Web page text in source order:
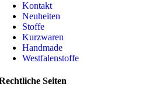
Kontakt
Neuheiten
Stoffe
Kurzwaren
Handmade
Westfalenstoffe
Seiten